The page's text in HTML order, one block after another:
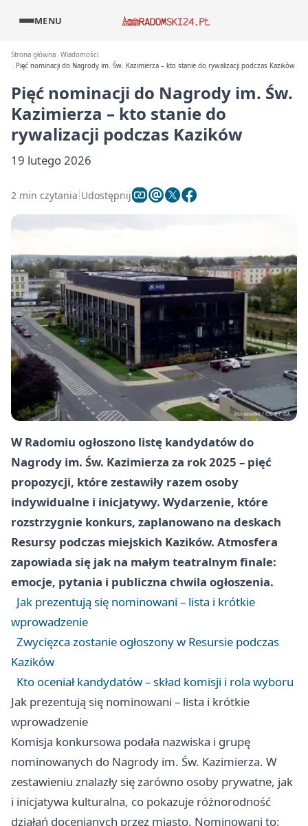
MENU
Strona główna Wiadomości
Pięć nominacji do Nagrody im. Św. Kazimierza – kto stanie do rywalizacji podczas Kazików
Pięć nominacji do Nagrody im. Św.
Kazimierza – kto stanie do
rywalizacji podczas Kazików
19 lutego 2026
2 min czytania Udostępnij
W Radomiu ogłoszono listę kandydatów do
Nagrody im. Św. Kazimierza za rok 2025 – pięć
propozycji, które zestawiły razem osoby
indywidualne i inicjatywy. Wydarzenie, które
rozstrzygnie konkurs, zaplanowano na deskach
Resursy podczas miejskich Kazików. Atmosfera
zapowiada się jak na małym teatralnym finale:
emocje, pytania i publiczna chwila ogłoszenia.
Jak prezentują się nominowani – lista i krótkie
wprowadzenie
Zwycięzca zostanie ogłoszony w Resursie podczas
Kazików
Kto oceniał kandydatów – skład komisji i rola wyboru
Jak prezentują się nominowani – lista i krótkie
wprowadzenie
Komisja konkursowa podała nazwiska i grupę
nominowanych do Nagrody im. Św. Kazimierza. W
zestawieniu znalazły się zarówno osoby prywatne, jak
i inicjatywa kulturalna, co pokazuje różnorodność
działań docenianych przez miasto. Nominowani to: